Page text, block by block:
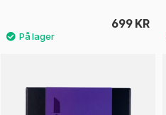
699 KR